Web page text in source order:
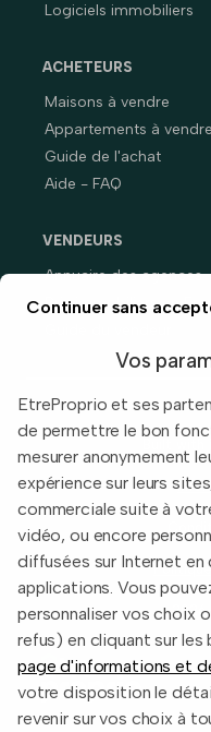
Logiciels immobiliers
ACHETEURS
Maisons à vendre
Appartements à vendre
Guide de l'achat
Aide - FAQ
VENDEURS
Annuaire des agences
Prix immobiliers en
2026
Continuer sans
Vos
EtreProprio et ses
de permettre le bon
mesurer anonymement
expérience sur leurs
commerciale suite à
vidéo, ou encore
diffusées sur Internet
applications. Vous
personnaliser vos choix
refus) en cliquant sur
page d'informations et
votre disposition le
revenir sur vos choix à